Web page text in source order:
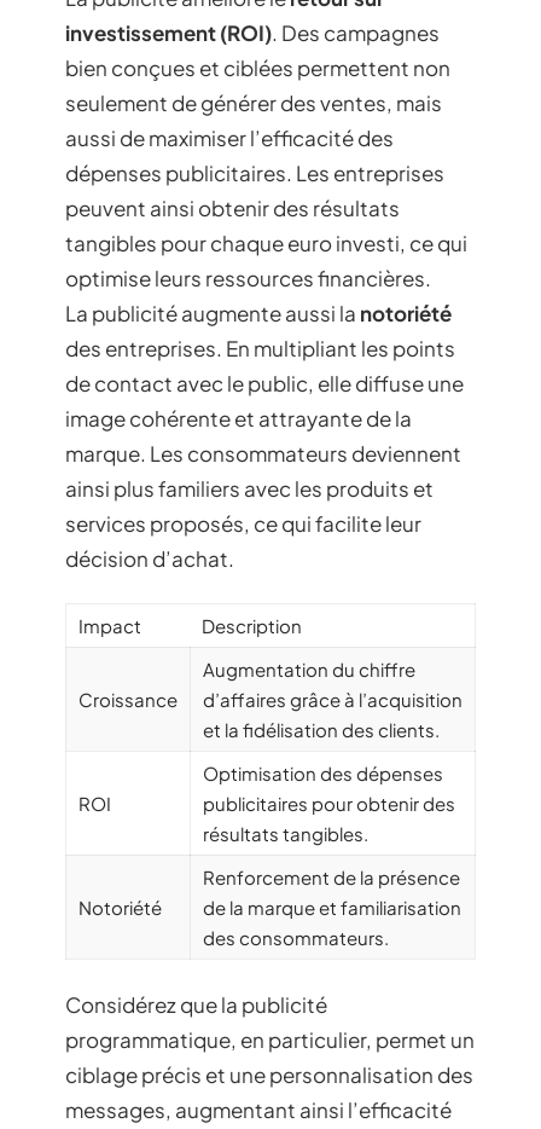
investissement (ROI). Des campagnes
bien conçues et ciblées permettent non
seulement de générer des ventes, mais
aussi de maximiser l’efficacité des
dépenses publicitaires. Les entreprises
peuvent ainsi obtenir des résultats
tangibles pour chaque euro investi, ce qui
optimise leurs ressources financières.
La publicité augmente aussi la notoriété
des entreprises. En multipliant les points
de contact avec le public, elle diffuse une
image cohérente et attrayante de la
marque. Les consommateurs deviennent
ainsi plus familiers avec les produits et
services proposés, ce qui facilite leur
décision d’achat.
Impact Description
Croissance
Augmentation du chiffre
d’affaires grâce à l’acquisition
et la fidélisation des clients.
ROI
Optimisation des dépenses
publicitaires pour obtenir des
résultats tangibles.
Notoriété
Renforcement de la présence
de la marque et familiarisation
des consommateurs.
Considérez que la publicité
programmatique, en particulier, permet un
ciblage précis et une personnalisation des
messages, augmentant ainsi l’efficacité